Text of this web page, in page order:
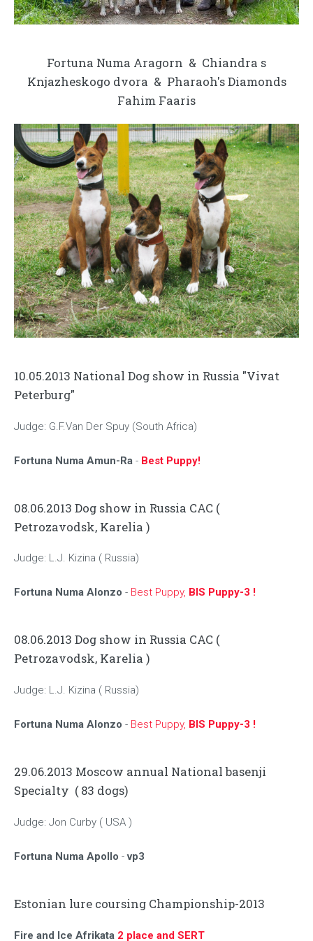
Fortuna Numa Aragorn & Chiandra s
Knjazheskogo dvora & Pharaoh's Diamonds
Fahim Faaris
10.05.2013 National Dog show in Russia "Vivat
Peterburg"
Judge: G.F.Van Der Spuy (South Africa)
Fortuna Numa Amun-Ra - Best Puppy!
08.06.2013 Dog show in Russia CAC (
Petrozavodsk, Karelia )
Judge: L.J. Kizina ( Russia)
Fortuna Numa Alonzo - Best Puppy, BIS Puppy-3 !
08.06.2013 Dog show in Russia CAC (
Petrozavodsk, Karelia )
Judge: L.J. Kizina ( Russia)
Fortuna Numa Alonzo - Best Puppy, BIS Puppy-3 !
29.06.2013 Moscow annual National basenji
Specialty ( 83 dogs)
Judge: Jon Curby ( USA )
Fortuna Numa Apollo -vp3
Estonian lure coursing Championship-2013
Fire and Ice Afrikata 2 place and SERT